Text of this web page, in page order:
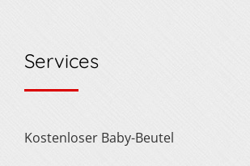
Services
Kostenloser Baby-Beutel